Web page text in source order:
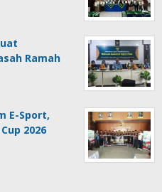
Ramah
E-Sport,
2026